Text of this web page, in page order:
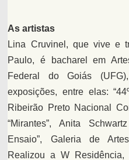
As artistas
Lina Cruvinel, que vive e
Paulo, é bacharel em
Federal do Goiás
exposições, entre elas:
Ribeirão Preto Nacional
“Mirantes”, Anita
Ensaio”, Galeria de
Realizou a W